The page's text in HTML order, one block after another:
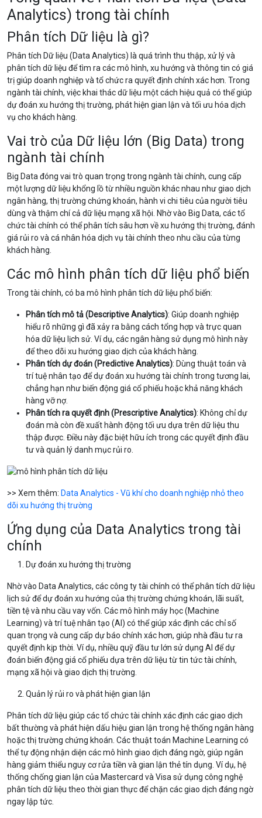
Analytics) trong tài chính
Phân tích Dữ liệu là gì?
Phân tích Dữ liệu (Data Analytics) là quá trình thu thập, xử lý và
phân tích dữ liệu để tìm ra các mô hình, xu hướng và thông tin có giá
trị giúp doanh nghiệp và tổ chức ra quyết định chính xác hơn. Trong
ngành tài chính, việc khai thác dữ liệu một cách hiệu quả có thể giúp
dự đoán xu hướng thị trường, phát hiện gian lận và tối ưu hóa dịch
vụ cho khách hàng.
Vai trò của Dữ liệu lớn (Big Data) trong
ngành tài chính
Big Data đóng vai trò quan trọng trong ngành tài chính, cung cấp
một lượng dữ liệu khổng lồ từ nhiều nguồn khác nhau như giao dịch
ngân hàng, thị trường chứng khoán, hành vi chi tiêu của người tiêu
dùng và thậm chí cả dữ liệu mạng xã hội. Nhờ vào Big Data, các tổ
chức tài chính có thể phân tích sâu hơn về xu hướng thị trường, đánh
giá rủi ro và cá nhân hóa dịch vụ tài chính theo nhu cầu của từng
khách hàng.
Các mô hình phân tích dữ liệu phổ biến
Trong tài chính, có ba mô hình phân tích dữ liệu phổ biến:
Phân tích mô tả (Descriptive Analytics): Giúp doanh nghiệp
hiểu rõ những gì đã xảy ra bằng cách tổng hợp và trực quan
hóa dữ liệu lịch sử. Ví dụ, các ngân hàng sử dụng mô hình này
để theo dõi xu hướng giao dịch của khách hàng.
Phân tích dự đoán (Predictive Analytics): Dùng thuật toán và
trí tuệ nhân tạo để dự đoán xu hướng tài chính trong tương lai,
chẳng hạn như biến động giá cổ phiếu hoặc khả năng khách
hàng vỡ nợ.
Phân tích ra quyết định (Prescriptive Analytics): Không chỉ dự
đoán mà còn đề xuất hành động tối ưu dựa trên dữ liệu thu
thập được. Điều này đặc biệt hữu ích trong các quyết định đầu
tư và quản lý danh mục rủi ro.
>> Xem thêm: Data Analytics - Vũ khí cho doanh nghiệp nhỏ theo
dõi xu hướng thị trường
Ứng dụng của Data Analytics trong tài
chính
Dự đoán xu hướng thị trường
Nhờ vào Data Analytics, các công ty tài chính có thể phân tích dữ liệu
lịch sử để dự đoán xu hướng của thị trường chứng khoán, lãi suất,
tiền tệ và nhu cầu vay vốn. Các mô hình máy học (Machine
Learning) và trí tuệ nhân tạo (AI) có thể giúp xác định các chỉ số
quan trọng và cung cấp dự báo chính xác hơn, giúp nhà đầu tư ra
quyết định kịp thời. Ví dụ, nhiều quỹ đầu tư lớn sử dụng AI để dự
đoán biến động giá cổ phiếu dựa trên dữ liệu từ tin tức tài chính,
mạng xã hội và giao dịch thị trường.
Quản lý rủi ro và phát hiện gian lận
Phân tích dữ liệu giúp các tổ chức tài chính xác định các giao dịch
bất thường và phát hiện dấu hiệu gian lận trong hệ thống ngân hàng
hoặc thị trường chứng khoán. Các thuật toán Machine Learning có
thể tự động nhận diện các mô hình giao dịch đáng ngờ, giúp ngân
hàng giảm thiểu nguy cơ rửa tiền và gian lận thẻ tín dụng. Ví dụ, hệ
thống chống gian lận của Mastercard và Visa sử dụng công nghệ
phân tích dữ liệu theo thời gian thực để chặn các giao dịch đáng ngờ
ngay lập tức.